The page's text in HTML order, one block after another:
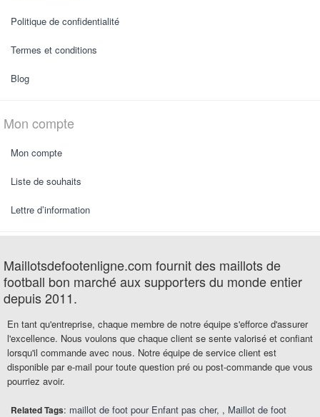
Politique de confidentialité
Termes et conditions
Blog
Mon compte
Mon compte
Liste de souhaits
Lettre d’information
Maillotsdefootenligne.com fournit des maillots de
football bon marché aux supporters du monde entier
depuis 2011.
En tant qu'entreprise, chaque membre de notre équipe s'efforce d'assurer
l'excellence. Nous voulons que chaque client se sente valorisé et confiant
lorsqu'il commande avec nous. Notre équipe de service client est
disponible par e-mail pour toute question pré ou post-commande que vous
pourriez avoir.
Related Tags: maillot de foot pour Enfant pas cher , Maillot de foot